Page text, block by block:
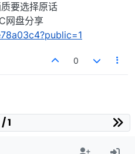
要选择原话
网盘分享
0
/ 1